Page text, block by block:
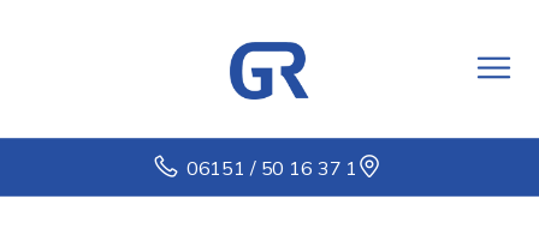
06151 / 50 16 37 1